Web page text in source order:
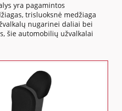
yra pagamintos
trisluoksnė medžiaga
nugarinei daliai bei
šie automobilių užvalkalai